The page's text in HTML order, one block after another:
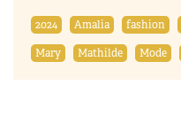
2024 Amalia fashion
Mary
Mathilde Mode